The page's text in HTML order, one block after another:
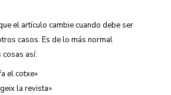
el artículo cambie cuando debe ser
casos. Es de lo más normal
cosas así:
el cotxe»
la revista»